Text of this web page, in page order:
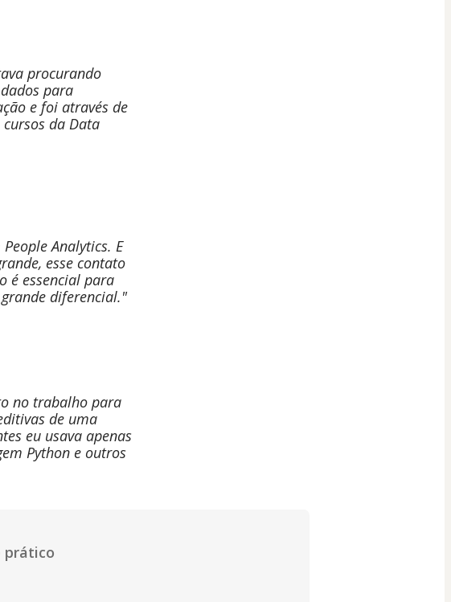
procurando
para
e foi através de
da Data
Analytics. E
esse contato
é essencial para
diferencial."
no trabalho para
de uma
eu usava apenas
Python e outros
prático